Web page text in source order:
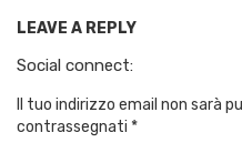
LEAVE A REPLY
Social connect:
Il tuo indirizzo email non sarà
contrassegnati *